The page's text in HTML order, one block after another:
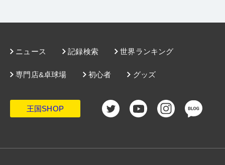
ニュース 記録検索 世界ランキング
グッズ
専門店&卓球場 初心者
王国SHOP